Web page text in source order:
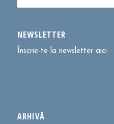
NEWSLETTER
Înscrie-te la newsletter aici
ARHIVĂ